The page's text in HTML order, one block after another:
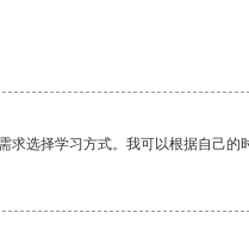
选择学习方式。我可以根据自己的